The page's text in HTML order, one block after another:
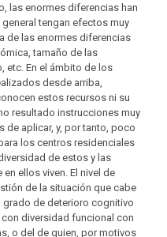
las enormes diferencias han
tengan efectos muy
de las enormes diferencias
tamaño de las
etc. En el ámbito de los
desde arriba,
estos recursos ni su
resultado instrucciones muy
de aplicar, y, por tanto, poco
los centros residenciales
de estos y las
ellos viven. El nivel de
de la situación que cabe
grado de deterioro cognitivo
diversidad funcional con
o del de quien, por motivos